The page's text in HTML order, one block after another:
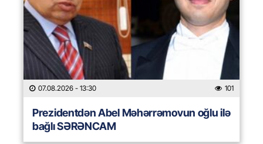
07.08.2026 - 13:30 101
Prezidentdən Abel Məhərrəmovun oğlu ilə
bağlı SƏRƏNCAM